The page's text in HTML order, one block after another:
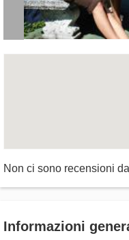
Non ci sono recensioni
Informazioni